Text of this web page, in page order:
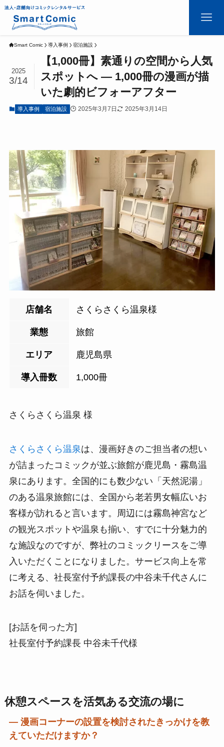
Smart Comic 導入事例 宿泊施設
【1,000冊】素通りの空間から人気
スポットへ ― 1,000冊の漫画が描
いた劇的ビフォーアフター
2025
3/14
導入事例 宿泊施設 2025年3月7日 2025年3月14日
店舗名 さくらさくら温泉様
業態 旅館
エリア 鹿児島県
導入冊数 1,000冊
さくらさくら温泉 様
さくらさくら温泉は、漫画好きのご担当者の想い
が詰まったコミックが並ぶ旅館が鹿児島・霧島温
泉にあります。全国的にも数少ない「天然泥湯」
のある温泉旅館には、全国から老若男女幅広いお
客様が訪れると言います。周辺には霧島神宮など
の観光スポットや温泉も揃い、すでに十分魅力的
な施設なのですが、弊社のコミックリースをご導
入いただくことになりました。サービス向上を常
に考える、社長室付予約課長の中谷未千代さんに
お話を伺いました。
[お話を伺った方]
社長室付予約課長 中谷未千代様
休憩スペースを活気ある交流の場に
― 漫画コーナーの設置を検討されたきっかけを教
えていただけますか？